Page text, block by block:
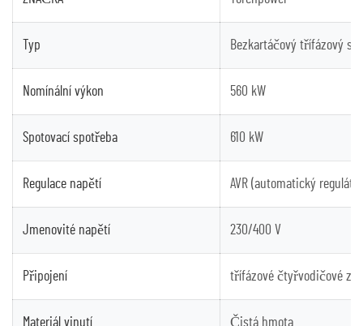
Typ Bezkartáčový třífázový
Nomínální výkon 560 kW
Spotovací spotřeba 610 kW
Regulace napětí AVR (automatický
Jmenovité napětí 230/400 V
Připojení třífázové čtyřvodičové
Materiál vinutí Čistá hmota